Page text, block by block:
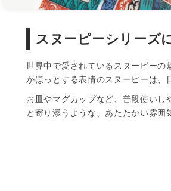
スヌーピーシリーズ
世界中で愛されているスヌーピー
かほっとする表情のスヌーピーは
お皿やマグカップなど、普段使い
と寄り添うような、あたたかい雰囲